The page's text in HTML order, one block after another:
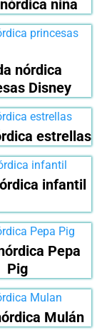
niña
nórdica
Disney
estrellas
infantil
Pepa
Pig
Mulán